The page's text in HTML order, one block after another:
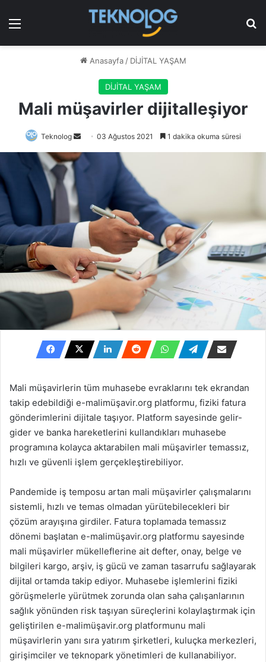
Menü
Anasayfa / DİJİTAL YAŞAM
DİJİTAL YAŞAM
Mali müşavirler dijitalleşiyor
Teknolog
Bir
e-
03 Ağustos 2021 1 dakika okuma süresi
Mali müşavirlerin tüm muhasebe evraklarını tek ekrandan
takip edebildiği e-malimüşavir.org platformu, fiziki fatura
gönderimlerini dijitale taşıyor. Platform sayesinde gelir-
gider ve banka hareketlerini kullandıkları muhasebe
programına kolayca aktarabilen mali müşavirler temassız,
hızlı ve güvenli işlem gerçekleştirebiliyor.
Pandemide iş temposu artan mali müşavirler çalışmalarını
sistemli, hızlı ve temas olmadan yürütebilecekleri bir
çözüm arayışına girdiler. Fatura toplamada temassız
dönemi başlatan e-malimüşavir.org platformu sayesinde
mali müşavirler mükelleflerine ait defter, onay, belge ve
bilgileri kargo, arşiv, iş gücü ve zaman tasarrufu sağlayarak
dijital ortamda takip ediyor. Muhasebe işlemlerini fiziki
görüşmelerle yürütmek zorunda olan saha çalışanlarının
sağlık yönünden risk taşıyan süreçlerini kolaylaştırmak için
geliştirilen e-malimüşavir.org platformunu mali
müşavirlerin yanı sıra yatırım şirketleri, kuluçka merkezleri,
girişimciler ve teknopark yönetimleri de kullanabiliyor.